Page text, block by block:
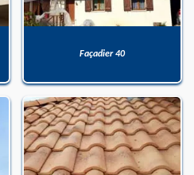
Façadier 40